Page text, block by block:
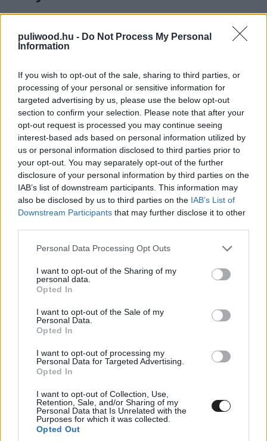
puliwood.hu - Do Not Process My Personal
Information
If you wish to opt-out of the sale, sharing to third parties, or
processing of your personal or sensitive information for
targeted advertising by us, please use the below opt-out
section to confirm your selection. Please note that after your
opt-out request is processed you may continue seeing
interest-based ads based on personal information utilized by
us or personal information disclosed to third parties prior to
your opt-out. You may separately opt-out of the further
disclosure of your personal information by third parties on the
IAB’s list of downstream participants. This information may
also be disclosed by us to third parties on the IAB’s List of
Downstream Participants that may further disclose it to other
Please note that this website/app uses one or more Google
not limited to your visit or usage behaviour. You may click to
grant or deny consent to Google and its third-party tags to
use your data for below specified purposes in below Google
consent section.
Personal Data Processing Opt Outs
I want to opt-out of the Sharing of my
personal data.
Opted In
I want to opt-out of the Sale of my
Personal Data.
Opted In
I want to opt-out of processing my
Personal Data for Targeted Advertising.
Opted In
I want to opt-out of Collection, Use,
Retention, Sale, and/or Sharing of my
Personal Data that Is Unrelated with the
Purposes for which it was collected.
Opted Out
csomagtartód úgy fest, mintha Las Vegasba
tartanál? Vagy neked is ráp*sáltak a
szőnyegedre?
1998 már majdnem olyan, mint az új évezred.
Elképesztően érződik a változás szele, újabb és fiatalabb
korosztály mutatkozik be a kamera innenső és túlsó
oldalán egyaránt. Persze sokaknak, akik inkább a
- amíg persze nem csap át értelmetlen utálkozásba az
De mely filmeknek is örülhettünk ennyire 1998-ban?
Megint a bőség zavara kerülget minket, nézőket, hiszen
felsorolni is nehéz, mennyi elképesztő alkotás jelent meg
ez alatt a 12 hónap alatt.A nagy Lebowski
A Ravasz, az
Agy és két füstölgő puskacső
kámfor ,Az őrület határán,Dark City,
Félelem és reszketés Las Vegasbanés Steven Spielberg
grandiózus háborús filmje. Ami pedig a jövőt illeti, még
egy kvíz és azután beköszöntenek a 2000-es évek is!